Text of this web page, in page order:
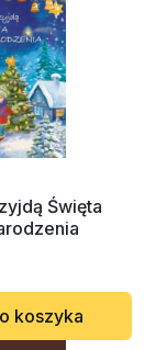
Święta
koszyka